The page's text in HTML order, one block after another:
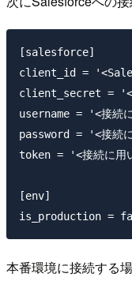
[salesforce]
client_id =
client_secret =
username = '<接続
password = '<接続
token = '<接続に用
[env]
本番環境に接続する